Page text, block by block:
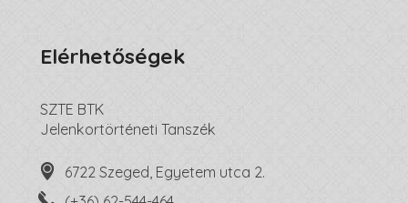
Elérhetőségek
SZTE BTK
Jelenkortörténeti Tanszék
6722 Szeged, Egyetem utca 2.